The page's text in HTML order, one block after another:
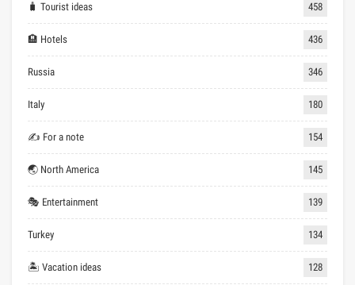
🧳 Tourist ideas 458
🏨 Hotels 436
Russia 346
Italy 180
✍ For a note 154
🌏 North America 145
🎭 Entertainment 139
Turkey 134
🏝 Vacation ideas 128